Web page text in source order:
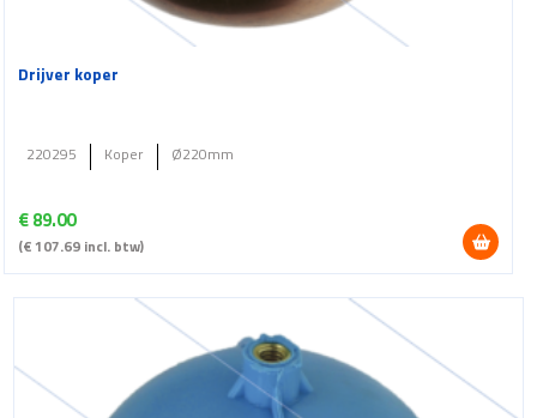
Drijver koper
€89.00
(€ 107.69 incl. btw)
220295 Koper Ø220mm